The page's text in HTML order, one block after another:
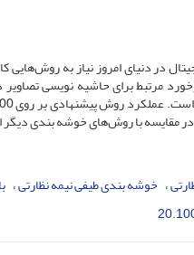
در دنیای امروز نیاز به
مرتبط برای حاشیه نویسی
در مقایسه با روش‌های خوشه بندی
خوشه بندی طیفی نیمه نظارتی